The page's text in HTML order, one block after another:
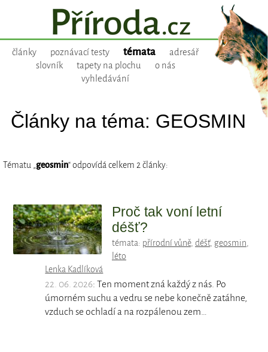
články poznávací testy témata
adresář
slovník
tapety na plochu
o nás
vyhledávání
Články na téma: GEOSMIN
Tématu „geosmin“ odpovídá celkem 2 články:
Proč tak voní letní
déšť?
témata: přírodní vůně, déšť, geosmin,
léto
Lenka Kadlíková
22. 06. 2026: Ten moment zná každý z nás. Po
úmorném suchu a vedru se nebe konečně zatáhne,
vzduch se ochladí a na rozpálenou zem…